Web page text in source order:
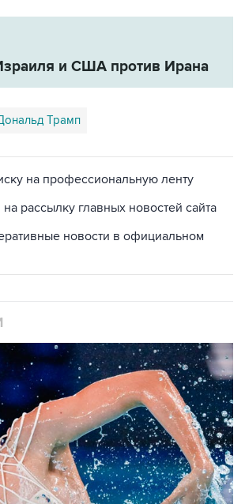
и США против Ирана
Трамп
на профессиональную ленту
рассылку главных новостей сайта
новости в официальном